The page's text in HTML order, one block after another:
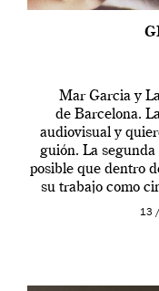
Mar Garcia y
de Barcelona.
audiovisual y
guión. La
posible que dentro
su trabajo como
13